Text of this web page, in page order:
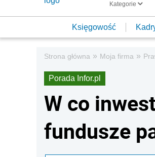
Kategorie
Księgowość
Strona główna » Moja firma »
Porada Infor.pl
W co
fundusze